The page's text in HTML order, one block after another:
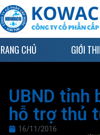
CHỦ GIỚI
UBND tỉnh
hỗ trợ thủ
16/11/2016